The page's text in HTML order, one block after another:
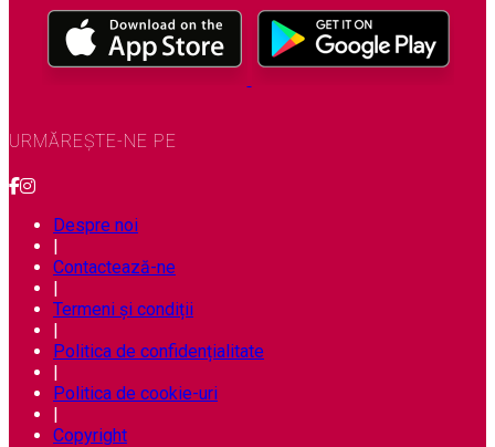
URMĂREȘTE-NE PE
Despre noi
|
Contactează-ne
|
Termeni și condiții
|
Politica de confidențialitate
|
Politica de cookie-uri
|
Copyright